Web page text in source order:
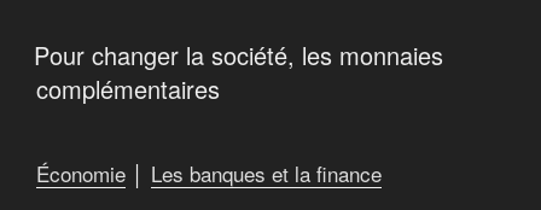
Pour changer la société, les monnaies
complémentaires
Économie │ Les banques et la finance